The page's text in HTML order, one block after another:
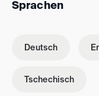
Sprachen
Deutsch
Tschechisch